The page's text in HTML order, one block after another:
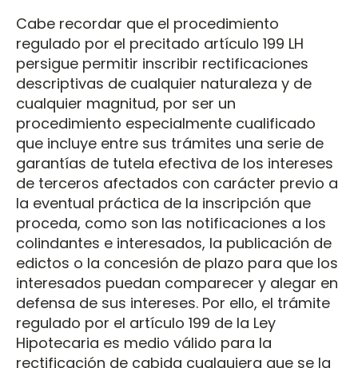
Cabe recordar que el procedimiento
regulado por el precitado artículo 199 LH
persigue permitir inscribir rectificaciones
descriptivas de cualquier naturaleza y de
cualquier magnitud, por ser un
procedimiento especialmente cualificado
que incluye entre sus trámites una serie de
garantías de tutela efectiva de los intereses
de terceros afectados con carácter previo a
la eventual práctica de la inscripción que
proceda, como son las notificaciones a los
colindantes e interesados, la publicación de
edictos o la concesión de plazo para que los
interesados puedan comparecer y alegar en
defensa de sus intereses. Por ello, el trámite
regulado por el artículo 199 de la Ley
Hipotecaria es medio válido para la
rectificación de cabida cualquiera que se la